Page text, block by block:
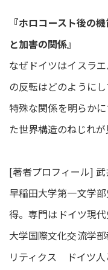
『ホロコースト後の
と加害の関係』
なぜドイツはイスラ
の反転はどのように
特殊な関係を明らか
た世界構造のねじれが
[著者プロフィール] 武
早稲田大学第一文学
得。専門はドイツ現
大学国際文化交流学
リティクス ドイツ人